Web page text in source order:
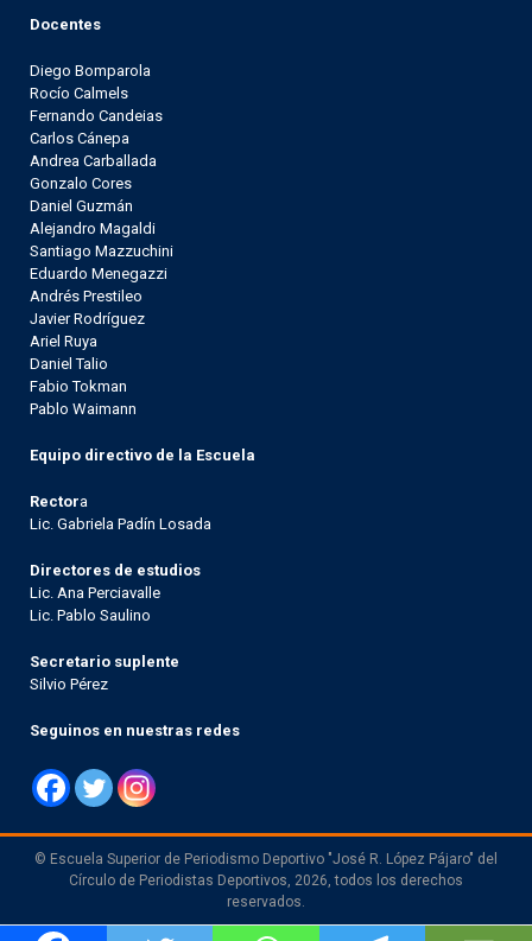
Docentes
Diego Bomparola
Rocío Calmels
Fernando Candeias
Carlos Cánepa
Andrea Carballada
Gonzalo Cores
Daniel Guzmán
Alejandro Magaldi
Santiago Mazzuchini
Eduardo Menegazzi
Andrés Prestileo
Javier Rodríguez
Ariel Ruya
Daniel Talio
Fabio Tokman
Pablo Waimann
Equipo directivo de la Escuela
Rectora
Lic. Gabriela Padín Losada
Directores de estudios
Lic. Ana Perciavalle
Lic. Pablo Saulino
Secretario suplente
Silvio Pérez
Seguinos en nuestras redes
© Escuela Superior de Periodismo Deportivo "José R. López Pájaro" del
Círculo de Periodistas Deportivos, 2026, todos los derechos
reservados.